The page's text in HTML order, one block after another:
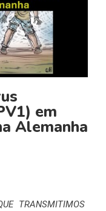
em
Alemanha
TRANSMITIMOS